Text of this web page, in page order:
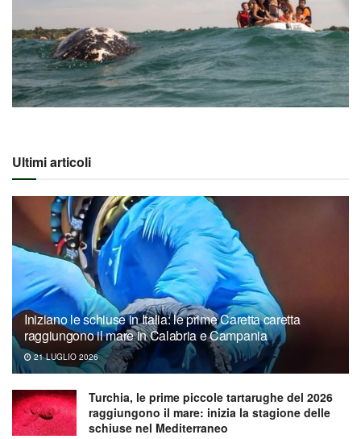
Ultimi articoli
Iniziano le schiuse in Italia: le prime Caretta caretta
raggiungono il mare in Calabria e Campania
21 LUGLIO 2026
Turchia, le prime piccole tartarughe del 2026
raggiungono il mare: inizia la stagione delle
schiuse nel Mediterraneo